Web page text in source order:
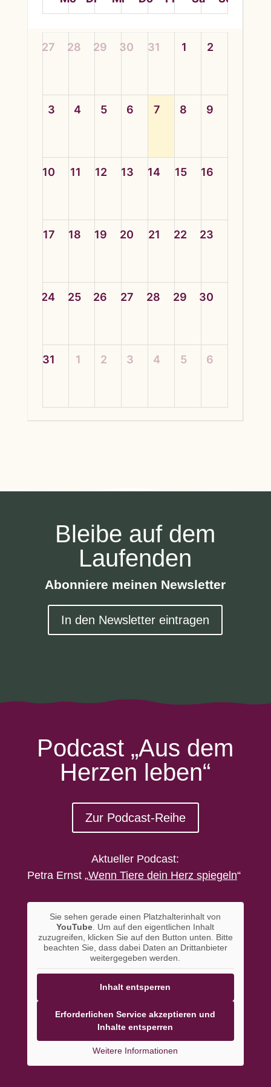
27 28 29 30 31 1 2
3 4 5 6 7 8 9
10 11 12 13 14 15 16
17 18 19 20 21 22 23
24 25 26 27 28 29 30
31 1 2 3 4 5 6
Bleibe auf dem
Laufenden
Abonniere meinen Newsletter
In den Newsletter eintragen
Podcast „Aus dem
Herzen leben“
Zur Podcast-Reihe
Aktueller Podcast:
Petra Ernst „Wenn Tiere dein Herz spiegeln“
Sie sehen gerade einen Platzhalterinhalt von
YouTube. Um auf den eigentlichen Inhalt
zuzugreifen, klicken Sie auf den Button unten. Bitte
beachten Sie, dass dabei Daten an Drittanbieter
weitergegeben werden.
Inhalt entsperren
Erforderlichen Service akzeptieren und
Inhalte entsperren
Weitere Informationen